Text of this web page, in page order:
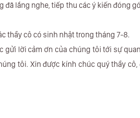
lắng nghe, tiếp thu các ý kiến đóng
thầy cô có sinh nhật trong tháng 7-8.
lời cảm ơn của chúng tôi tới sự
tôi. Xin được kính chúc quý thầy